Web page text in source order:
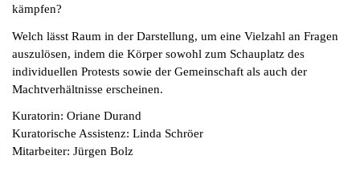
kämpfen?
Welch lässt Raum in der Darstellung, um eine Vielzahl an Fragen
auszulösen, indem die Körper sowohl zum Schauplatz des
individuellen Protests sowie der Gemeinschaft als auch der
Machtverhältnisse erscheinen.
Kuratorin: Oriane Durand
Kuratorische Assistenz: Linda Schröer
Mitarbeiter: Jürgen Bolz